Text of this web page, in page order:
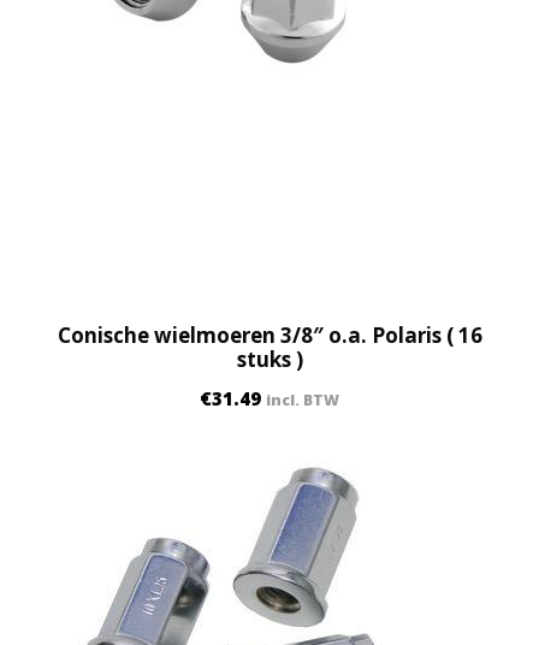
Conische wielmoeren 3/8″ o.a. Polaris ( 16
stuks )
€31.49 incl. BTW